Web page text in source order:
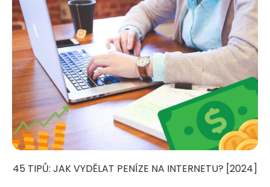
45 TIPŮ: JAK VYDĚLAT PENÍZE NA INTERNETU? [2024]